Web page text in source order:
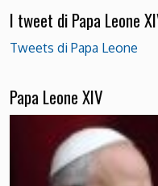
I tweet di Papa Leone
Tweets di Papa Leone
Papa Leone XIV